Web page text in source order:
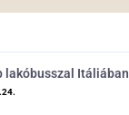
lakóbusszal Itáliában